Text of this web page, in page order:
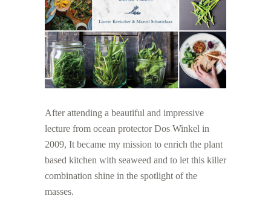
After attending a beautiful and impressive
lecture from ocean protector Dos Winkel in
2009, It became my mission to enrich the plant
based kitchen with seaweed and to let this killer
combination shine in the spotlight of the
masses.